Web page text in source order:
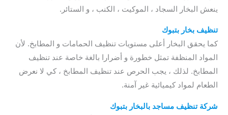
ينعش البخار السجاد ، الموكيت ، الكنب ، و الستائر.
تنظيف بخار بتبوك
كما يحقق البخار أعلى مستويات تنظيف الحمامات و المطابخ. لأن
المواد المنظفة تمثل خطورة و أضرارا بالغة خاصة عند تنظيف
المطابخ. لذلك ، يجب الحرص عند تنظيف المطابخ ، كي لا نعرض
الطعام لمواد كيميائية غير آمنة.
شركة تنظيف مساجد بالبخار بتبوك